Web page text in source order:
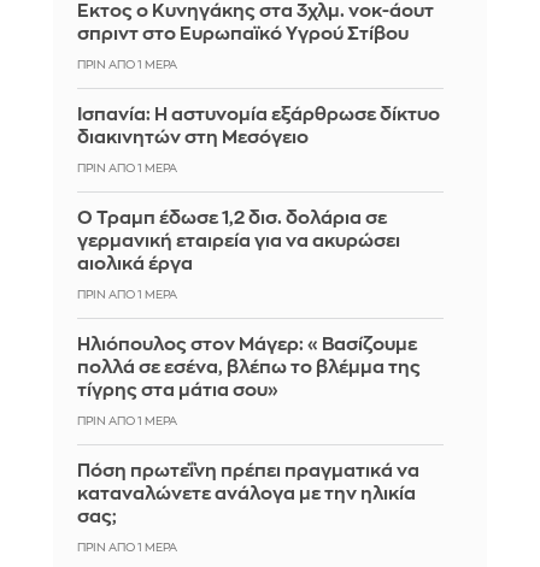
Έκτος ο Κυνηγάκης στα 3χλμ. νοκ-άουτ
σπριντ στο Ευρωπαϊκό Υγρού Στίβου
ΠΡΙΝ ΑΠΌ 1 ΜΈΡΑ
Ισπανία: Η αστυνομία εξάρθρωσε δίκτυο
διακινητών στη Μεσόγειο
ΠΡΙΝ ΑΠΌ 1 ΜΈΡΑ
Ο Τραμπ έδωσε 1,2 δισ. δολάρια σε
γερμανική εταιρεία για να ακυρώσει
αιολικά έργα
ΠΡΙΝ ΑΠΌ 1 ΜΈΡΑ
Ηλιόπουλος στον Μάγερ: «Βασίζουμε
πολλά σε εσένα, βλέπω το βλέμμα της
τίγρης στα μάτια σου»
ΠΡΙΝ ΑΠΌ 1 ΜΈΡΑ
Πόση πρωτεΐνη πρέπει πραγματικά να
καταναλώνετε ανάλογα με την ηλικία
σας;
ΠΡΙΝ ΑΠΌ 1 ΜΈΡΑ